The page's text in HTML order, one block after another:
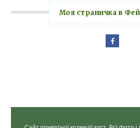
Моя страничка в